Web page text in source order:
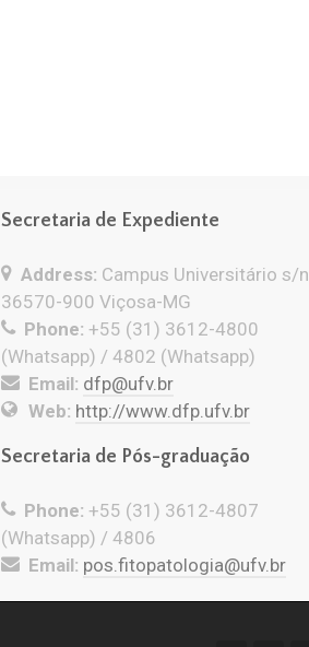
Secretaria de Expediente
Address: Campus Universitário s/n
36570-900 Viçosa-MG
Phone: +55 (31) 3612-4800
(Whatsapp) / 4802 (Whatsapp)
Email: dfp@ufv.br
Web: http://www.dfp.ufv.br
Secretaria de Pós-graduação
Phone: +55 (31) 3612-4807
(Whatsapp) / 4806
Email: pos.fitopatologia@ufv.br